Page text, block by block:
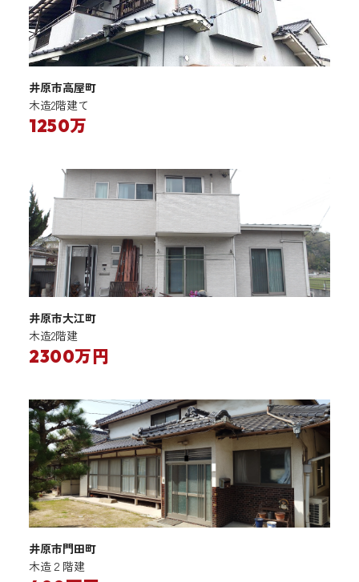
井原市高屋町
木造2階建て
1250万
井原市大江町
木造2階建
2300万円
井原市門田町
木造２階建